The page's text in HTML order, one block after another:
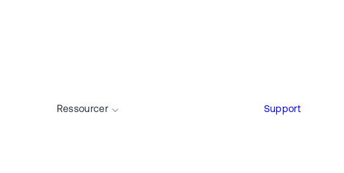
Ressourcer Support